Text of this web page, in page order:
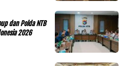
dan Polda NTB
2026